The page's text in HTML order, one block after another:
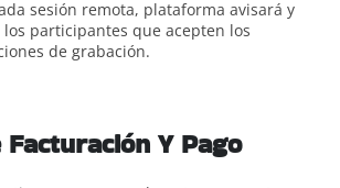
sesión remota, plataforma avisará y
participantes que acepten los
de grabación.
Y Pago